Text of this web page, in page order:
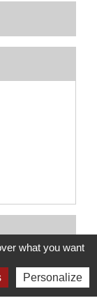
tout espace
what you want
Personalize